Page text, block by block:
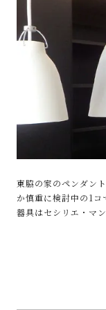
東脇の家のペンダン
か慎重に検討中の1コ
器具はセシリエ・マ